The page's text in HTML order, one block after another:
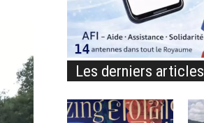
Les derniers articles